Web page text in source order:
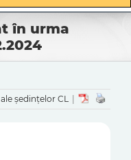
în urma
ședințelor CL